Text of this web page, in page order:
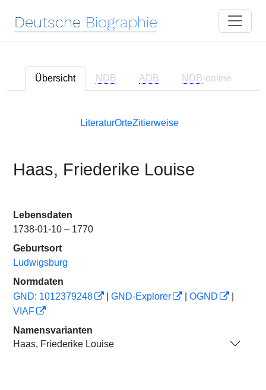
Deutsche Biographie
Übersicht NDB ADB NDB-online
LiteraturOrteZitierweise
Haas, Friederike Louise
Lebensdaten
1738-01-10 – 1770
Geburtsort
Ludwigsburg
Normdaten
GND: 1012379248
GND-Explorer OGND
VIAF
Namensvarianten
Haas, Friederike Louise